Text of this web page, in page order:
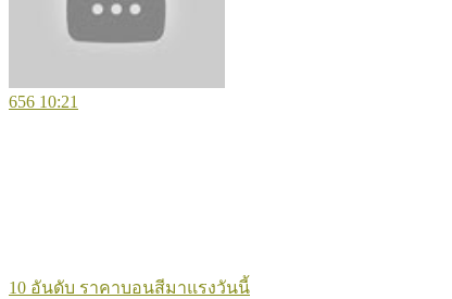
656 10:21
10 อันดับ ราคาบอนสีมาแรงวันนี้